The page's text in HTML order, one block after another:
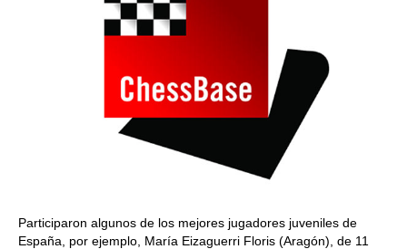
Participaron algunos de los mejores jugadores juveniles de
España, por ejemplo, María Eizaguerri Floris (Aragón), de 11